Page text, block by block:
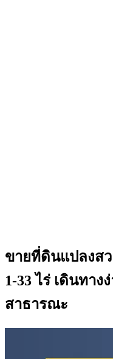
ขายที่ดินแปลงส
1-33 ไร่ เดินทา
สาธารณะ